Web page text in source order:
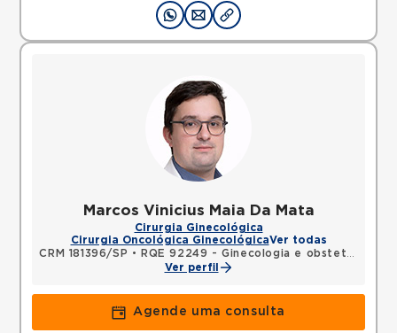
Marcos Vinicius Maia Da Mata
Cirurgia Ginecológica
Cirurgia Oncológica GinecológicaVer todas
CRM 181396/SP •
RQE 92249 - Ginecologia e obstetrícia
Ver perfil
Agende uma consulta